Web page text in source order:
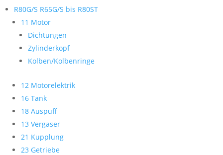
R80G/S R65G/S bis R80ST
11 Motor
Dichtungen
Zylinderkopf
Kolben/Kolbenringe
12 Motorelektrik
16 Tank
18 Auspuff
13 Vergaser
21 Kupplung
23 Getriebe